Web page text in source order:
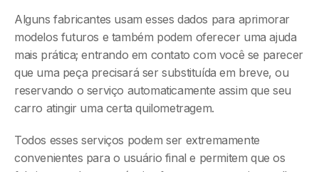
Alguns fabricantes usam esses dados para aprimorar
modelos futuros e também podem oferecer uma ajuda
mais prática; entrando em contato com você se parecer
que uma peça precisará ser substituída em breve, ou
reservando o serviço automaticamente assim que seu
carro atingir uma certa quilometragem.
Todos esses serviços podem ser extremamente
convenientes para o usuário final e permitem que os